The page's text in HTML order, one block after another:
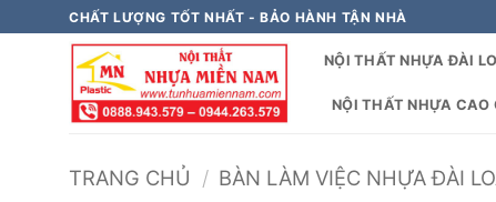
qua
CHẤT LƯỢNG TỐT NHẤT - BẢO HÀNH TẬN NHÀ
NỘI THẤT NHỰA ĐÀI
NỘI THẤT NHỰA CAO
TRANG CHỦ / BÀN LÀM VIỆC NHỰA ĐÀI